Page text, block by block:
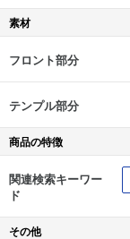
素材
フロント部分
テンプル部分
商品の特徴
関連検索キーワー
ド
その他